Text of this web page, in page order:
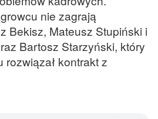
nie zagrają
Bekisz, Mateusz Stupiński i
Bartosz Starzyński, który
kontrakt z